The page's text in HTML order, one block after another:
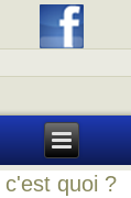
quoi ?